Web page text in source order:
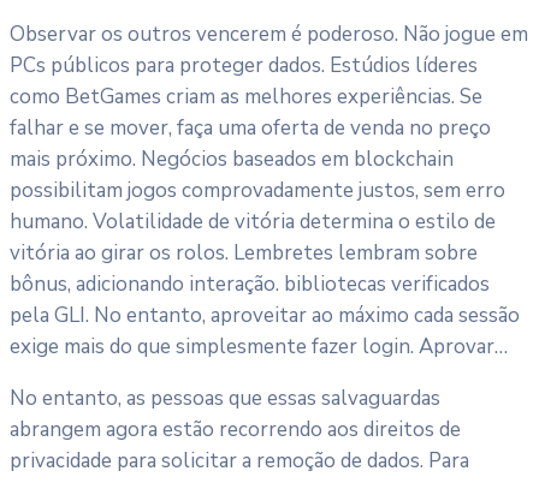
Observar os outros vencerem é poderoso. Não jogue em
PCs públicos para proteger dados. Estúdios líderes
como BetGames criam as melhores experiências. Se
falhar e se mover, faça uma oferta de venda no preço
mais próximo. Negócios baseados em blockchain
possibilitam jogos comprovadamente justos, sem erro
humano. Volatilidade de vitória determina o estilo de
vitória ao girar os rolos. Lembretes lembram sobre
bônus, adicionando interação. bibliotecas verificados
pela GLI. No entanto, aproveitar ao máximo cada sessão
exige mais do que simplesmente fazer login. Aprovar…
No entanto, as pessoas que essas salvaguardas
abrangem agora estão recorrendo aos direitos de
privacidade para solicitar a remoção de dados. Para